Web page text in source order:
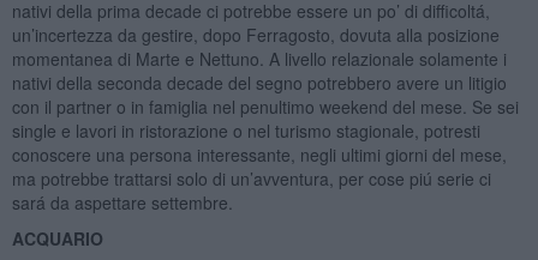
nativi della prima decade ci potrebbe essere un po’ di difficoltá,
un’incertezza da gestire, dopo Ferragosto, dovuta alla posizione
momentanea di Marte e Nettuno. A livello relazionale solamente i
nativi della seconda decade del segno potrebbero avere un litigio
con il partner o in famiglia nel penultimo weekend del mese. Se sei
single e lavori in ristorazione o nel turismo stagionale, potresti
conoscere una persona interessante, negli ultimi giorni del mese,
ma potrebbe trattarsi solo di un’avventura, per cose piú serie ci
sará da aspettare settembre.
ACQUARIO